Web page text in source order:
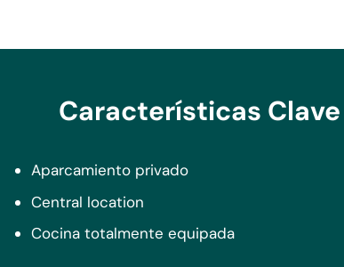
con un lavadero
puerta de garaje
una sala de
a sus necesidades. Un
de baño completo
u oficina
Características Clave
Aparcamiento privado
Central location
Cocina totalmente equipada